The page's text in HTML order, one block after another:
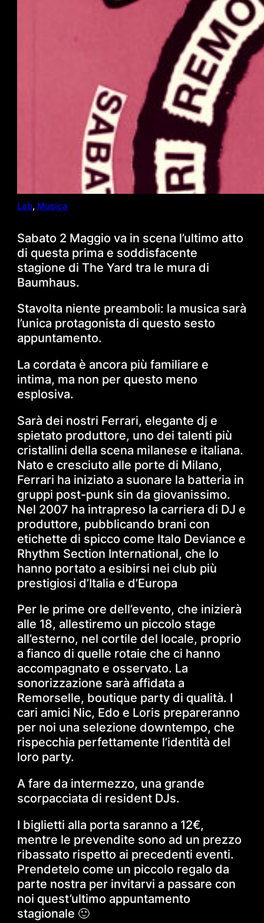
Lab, Musica
Sabato 2 Maggio va in scena l’ultimo atto
di questa prima e soddisfacente
stagione di The Yard tra le mura di
Baumhaus.
Stavolta niente preamboli: la musica sarà
l’unica protagonista di questo sesto
appuntamento.
La cordata è ancora più familiare e
intima, ma non per questo meno
esplosiva.
Sarà dei nostri Ferrari, elegante dj e
spietato produttore, uno dei talenti più
cristallini della scena milanese e italiana.
Nato e cresciuto alle porte di Milano,
Ferrari ha iniziato a suonare la batteria in
gruppi post-punk sin da giovanissimo.
Nel 2007 ha intrapreso la carriera di DJ e
produttore, pubblicando brani con
etichette di spicco come Italo Deviance e
Rhythm Section International, che lo
hanno portato a esibirsi nei club più
prestigiosi d’Italia e d’Europa
Per le prime ore dell’evento, che inizierà
alle 18, allestiremo un piccolo stage
all’esterno, nel cortile del locale, proprio
a fianco di quelle rotaie che ci hanno
accompagnato e osservato. La
sonorizzazione sarà affidata a
Remorselle, boutique party di qualità. I
cari amici Nic, Edo e Loris prepareranno
per noi una selezione downtempo, che
rispecchia perfettamente l’identità del
loro party.
A fare da intermezzo, una grande
scorpacciata di resident DJs.
I biglietti alla porta saranno a 12€,
mentre le prevendite sono ad un prezzo
ribassato rispetto ai precedenti eventi.
Prendetelo come un piccolo regalo da
parte nostra per invitarvi a passare con
noi quest’ultimo appuntamento
stagionale 🙂